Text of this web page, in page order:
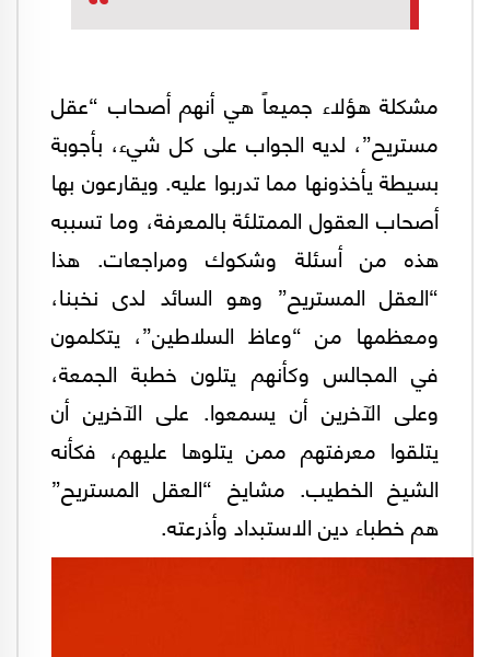
مشكلة هؤلاء جميعاً هي أنهم أصحاب “عقل
مستريح”، لديه الجواب على كل شيء، بأجوبة
بسيطة يأخذونها مما تدربوا عليه. ويقارعون بها
أصحاب العقول الممتلئة بالمعرفة، وما تسببه
هذه من أسئلة وشكوك ومراجعات. هذا
“العقل المستريح” وهو السائد لدى نخبنا،
ومعظمها من “وعاظ السلاطين”، يتكلمون
في المجالس وكأنهم يتلون خطبة الجمعة،
وعلى الآخرين أن يسمعوا. على الآخرين أن
يتلقوا معرفتهم ممن يتلوها عليهم، فكأنه
الشيخ الخطيب. مشايخ “العقل المستريح”
هم خطباء دين الاستبداد وأذرعته.